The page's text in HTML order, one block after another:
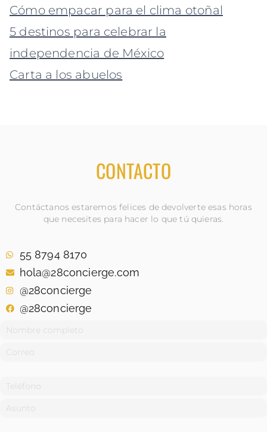
Cómo empacar para el clima otoñal
5 destinos para celebrar la
independencia de México
Carta a los abuelos
CONTACTO
Contáctanos estaremos felices de devolverte esas horas
que necesites para hacer lo que tú quieras.
55 8794 8170
hola@28concierge.com
@28concierge
@28concierge